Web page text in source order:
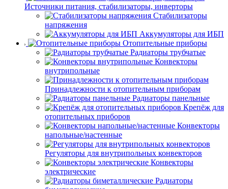
Источники питания, стабилизаторы, инверторы
Стабилизаторы
напряжения
Аккумуляторы для ИБП
Отопительные приборы
Радиаторы трубчатые
Конвекторы
внутрипольные
Принадлежности к отопительным приборам
Радиаторы панельные
Крепёж для
отопительных приборов
Конвекторы
напольные/настенные
Регуляторы для внутрипольных конвекторов
Конвекторы
электрические
Радиаторы